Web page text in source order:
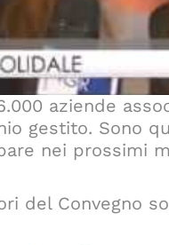
aziende
gestito. Sono
nei prossimi
del Convegno